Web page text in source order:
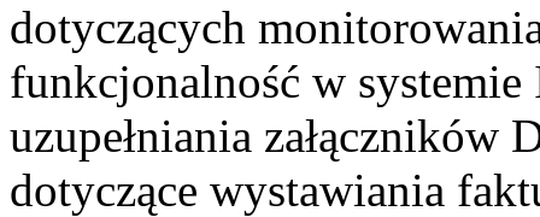
dotyczących
funkcjonalność w
uzupełniania załączników
dotyczące wystawiania